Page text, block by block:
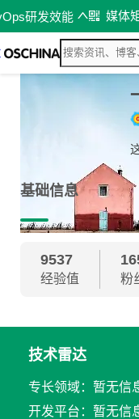
研发效能 媒体
基础信息
9537
经验值 粉
技术雷达
专长领域：暂无信
开发平台：暂无信